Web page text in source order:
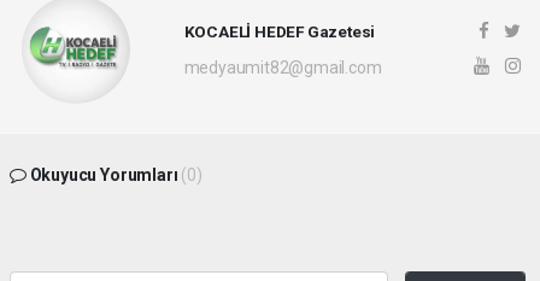
KOCAELİ HEDEF Gazetesi
medyaumit82@gmail.com
Okuyucu Yorumları (0)